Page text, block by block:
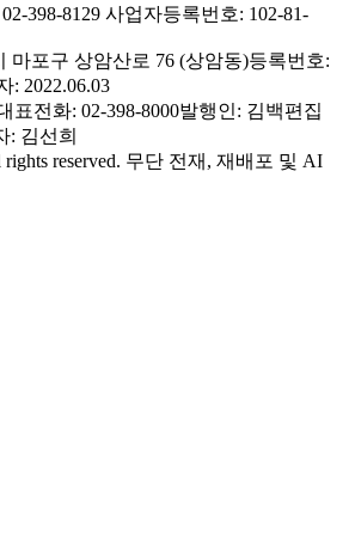
398-8129 사업자등록번호: 102-81-
마포구 상암산로 76 (상암동)등록번호:
: 2022.06.03
표전화: 02-398-8000발행인: 김백편집
: 김선희
reserved. 무단 전재, 재배포 및 AI